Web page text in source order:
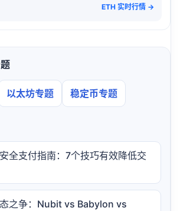
ETH 实时行情 →
以太坊专题 稳定币专题
全支付指南：7个技巧有效降低交
之争：Nubit vs Babylon vs